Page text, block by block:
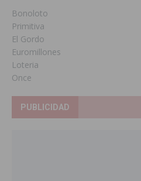
Bonoloto
Primitiva
El Gordo
Euromillones
Loteria
Once
PUBLICIDAD